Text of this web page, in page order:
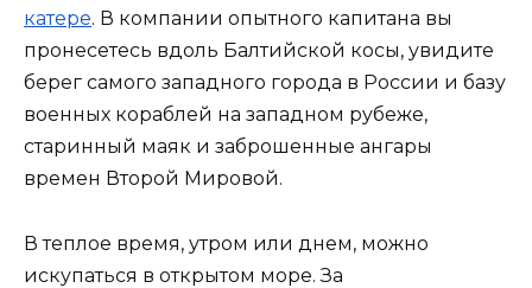
катере. В компании опытного капитана вы
пронесетесь вдоль Балтийской косы, увидите
берег самого западного города в России и базу
военных кораблей на западном рубеже,
старинный маяк и заброшенные ангары
времен Второй Мировой.
В теплое время, утром или днем, можно
искупаться в открытом море. За